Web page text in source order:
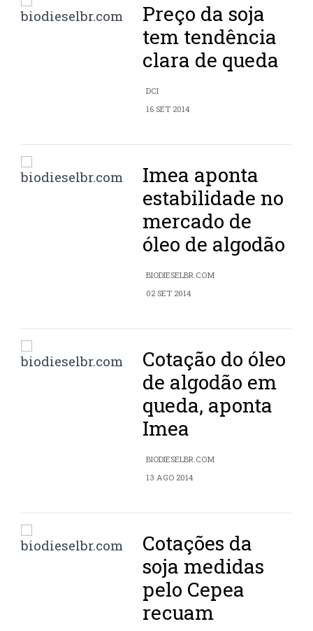
Preço da soja
tem tendência
clara de queda
DCI
16 SET 2014
Imea aponta
estabilidade no
mercado de
óleo de algodão
BIODIESELBR.COM
02 SET 2014
Cotação do óleo
de algodão em
queda, aponta
Imea
BIODIESELBR.COM
13 AGO 2014
Cotações da
soja medidas
pelo Cepea
recuam